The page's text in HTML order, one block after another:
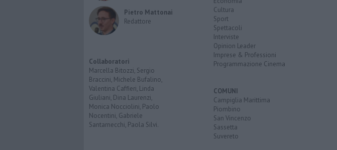
Pietro Mattonai
Redattore
Collaboratori
Marcella Bitozzi, Sergio
Braccini, Michele Bufalino,
Valentina Caffieri, Linda
Giuliani, Dina Laurenzi,
Monica Nocciolini, Paolo
Nocentini, Gabriele
Santarnecchi, Paola Silvi.
Cultura
Sport
Spettacoli
Interviste
Opinion Leader
Imprese & Professioni
Programmazione Cinema
COMUNI
Campiglia Marittima
Piombino
San Vincenzo
Sassetta
Suvereto